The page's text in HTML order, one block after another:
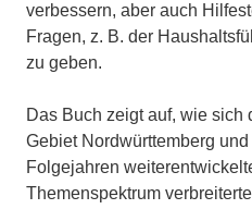
verbessern, aber auch
Fragen, z. B. der
zu geben.
Das Buch zeigt auf, wie sich
Gebiet Nordwürttemberg
Folgejahren
Themenspektrum